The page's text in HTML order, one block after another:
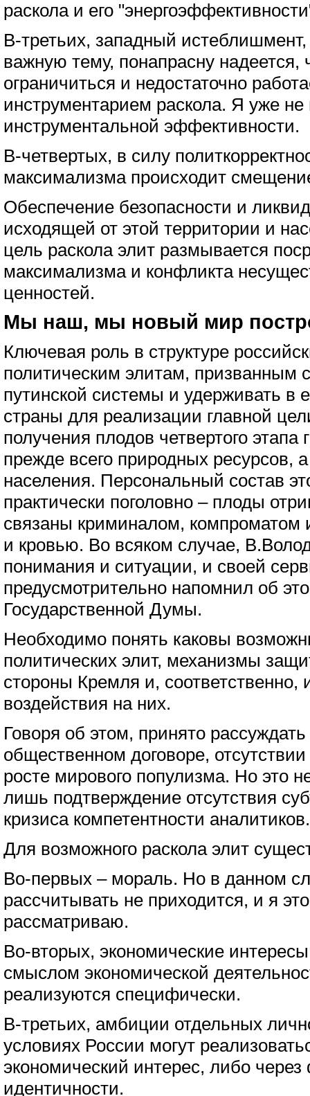
раскола и его
В-третьих, западный истеблишмент,
важную тему, понапрасну надеется,
ограничиться и недостаточно
инструментарием раскола. Я уже не
инструментальной эффективности.
В-четвертых, в силу
максимализма происходит
Обеспечение безопасности и
исходящей от этой территории и
цель раскола элит размывается
максимализма и конфликта
ценностей.
Мы наш, мы новый мир
Ключевая роль в структуре
политическим элитам, призванным
путинской системы и удерживать в
страны для реализации главной
получения плодов четвертого этапа
прежде всего природных ресурсов,
населения. Персональный состав
практически поголовно – плоды
связаны криминалом, компроматом
и кровью. Во всяком случае,
понимания и ситуации, и своей
предусмотрительно напомнил об
Государственной Думы.
Необходимо понять каковы
политических элит, механизмы
стороны Кремля и, соответственно,
воздействия на них.
Говоря об этом, принято
общественном договоре,
росте мирового популизма. Но это
лишь подтверждение отсутствия
кризиса компетентности аналитиков.
Для возможного раскола элит
Во-первых – мораль. Но в данном
рассчитывать не приходится, и я
рассматриваю.
Во-вторых, экономические
смыслом экономической
реализуются специфически.
В-третьих, амбиции отдельных
условиях России могут
экономический интерес, либо
идентичности.